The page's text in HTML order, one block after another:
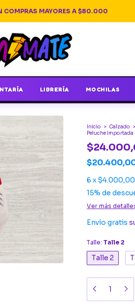
COMPRAS MAYORES A $80.000
LIBRERÍA MOCHILAS
Inicio > Calzado >
Peluche Importada
6 x$4.000,00
15% de
Ver más
Envío gratis
Talle: Talle 2
Talle 2